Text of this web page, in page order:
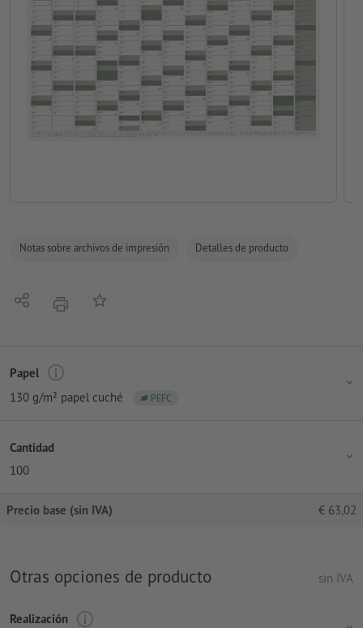
Notas sobre archivos de impresión Detalles de producto
CompartirimprimirAñadir a lista de favoritos
Papel
130 g/m² papel cuché
PEFC
Cantidad
100
Precio base (sin IVA) € 63,02
Otras opciones de producto sin IVA
Realización